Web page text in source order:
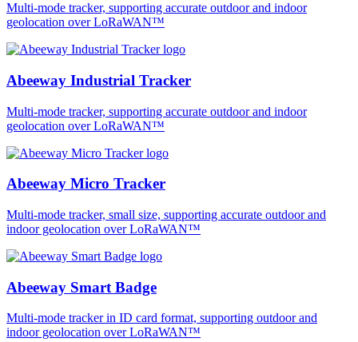
Multi-mode tracker, supporting accurate outdoor and indoor
geolocation over LoRaWAN™
Abeeway Industrial Tracker
Multi-mode tracker, supporting accurate outdoor and indoor
geolocation over LoRaWAN™
Abeeway Micro Tracker
Multi-mode tracker, small size, supporting accurate outdoor and
indoor geolocation over LoRaWAN™
Abeeway Smart Badge
Multi-mode tracker in ID card format, supporting outdoor and
indoor geolocation over LoRaWAN™